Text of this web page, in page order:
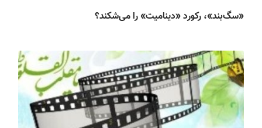
«سگ‌بند»، رکورد «دینامیت» را می‌شکند؟